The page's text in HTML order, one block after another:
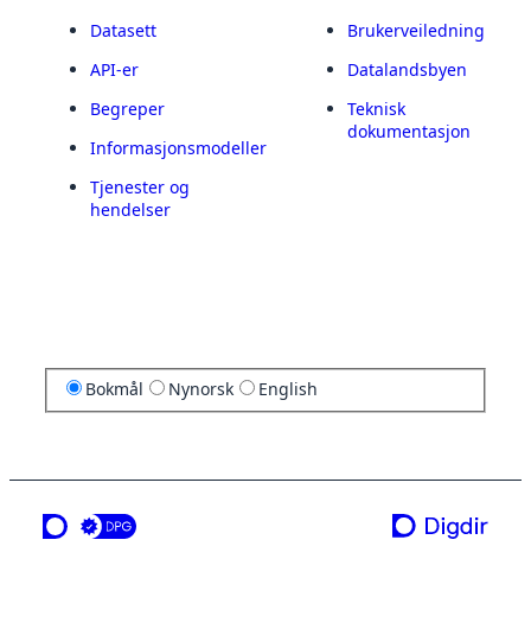
Datasett
API-er
Begreper
Informasjonsmodeller
Tjenester og
hendelser
Brukerveiledning
Datalandsbyen
Teknisk
dokumentasjon
Bokmål Nynorsk English